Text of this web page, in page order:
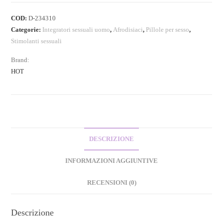
COD:D-234310
Categorie: Integratori sessuali uomo,Afrodisiaci, Pillole per sesso,
Stimolanti sessuali
Brand:
HOT
DESCRIZIONE
INFORMAZIONI AGGIUNTIVE
RECENSIONI (0)
Descrizione